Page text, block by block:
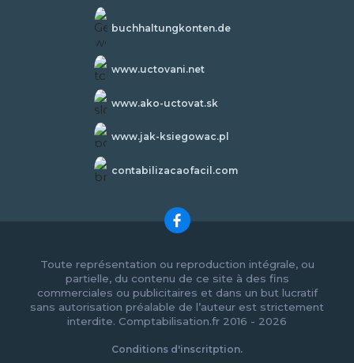
buchhaltungkonten.de
www.uctovani.net
www.ako-uctovat.sk
www.jak-ksiegowac.pl
contabilizacaofacil.com
Toute représentation ou reproduction intégrale, ou
partielle, du contenu de ce site à des fins
commerciales ou publicitaires et dans un but lucratif
sans autorisation préalable de l’auteur est strictement
interdite. Comptabilisation.fr 2016 - 2026
Conditions d'inscritption.